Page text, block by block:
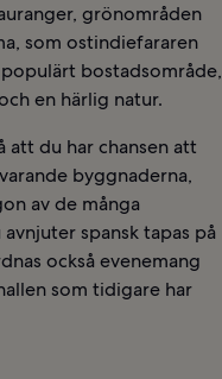
grönområden
som ostindiefararen
bostadsområde,
en härlig natur.
du har chansen att
byggnaderna,
av de många
spansk tapas på
också evenemang
som tidigare har